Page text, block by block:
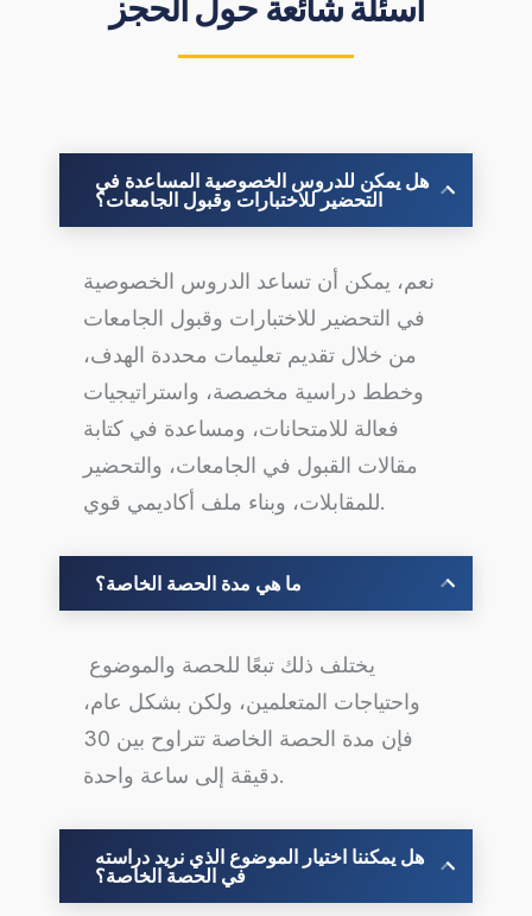
هل يمكن للدروس الخصوصية المساعدة في
التحضير للاختبارات وقبول الجامعات؟
نعم، يمكن أن تساعد الدروس الخصوصية
في التحضير للاختبارات وقبول الجامعات
من خلال تقديم تعليمات محددة الهدف،
وخطط دراسية مخصصة، واستراتيجيات
فعالة للامتحانات، ومساعدة في كتابة
مقالات القبول في الجامعات، والتحضير
للمقابلات، وبناء ملف أكاديمي قوي.
ما هي مدة الحصة الخاصة؟
واحتياجات المتعلمين، ولكن بشكل عام،
فإن مدة الحصة الخاصة تتراوح بين 30
دقيقة إلى ساعة واحدة.
هل يمكننا اختيار الموضوع الذي نريد دراسته
في الحصة الخاصة؟